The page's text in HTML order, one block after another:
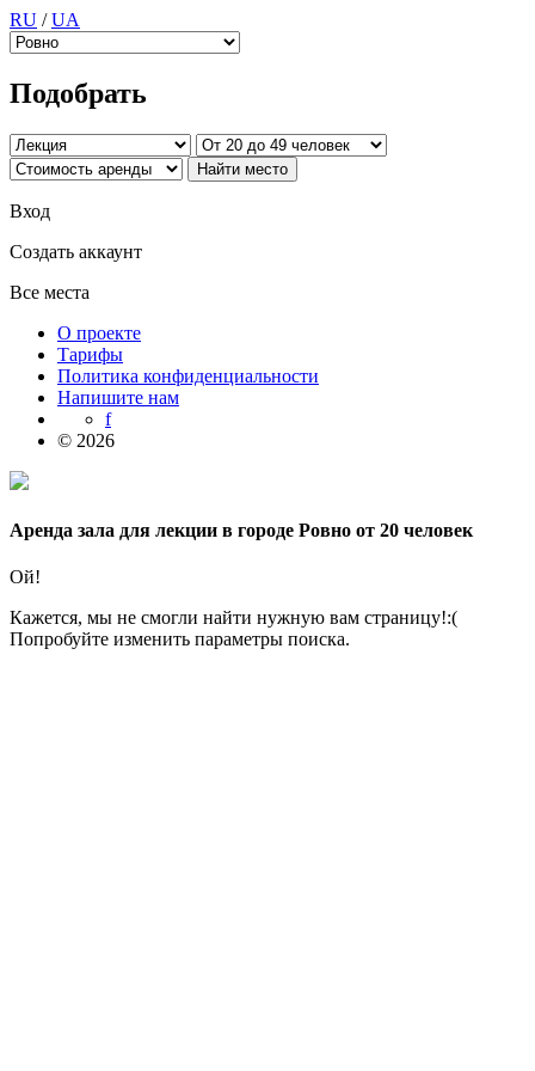
RU /UA
Подобрать
Вход
Создать аккаунт
Все места
О проекте
Тарифы
Политика конфиденциальности
Напишите нам
f
© 2026
Аренда зала для лекции в городе Ровно от 20 человек
Ой!
Кажется, мы не смогли найти нужную вам страницу!:(
Попробуйте изменить параметры поиска.